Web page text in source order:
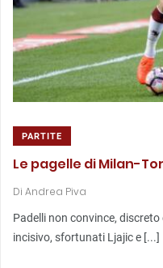
PARTITE
Le pagelle di Milan-
Di Andrea Piva
Padelli non convince,
incisivo, sfortunati Ljajic e [...]